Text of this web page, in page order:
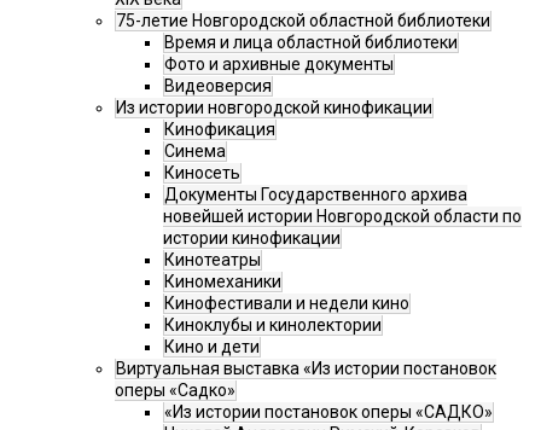
75-летие Новгородской областной библиотеки
Время и лица областной библиотеки
Фото и архивные документы
Видеоверсия
Из истории новгородской кинофикации
Кинофикация
Синема
Киносеть
Документы Государственного архива
новейшей истории Новгородской области по
истории кинофикации
Кинотеатры
Киномеханики
Кинофестивали и недели кино
Киноклубы и кинолектории
Кино и дети
Виртуальная выставка «Из истории постановок
оперы «Садко»
«Из истории постановок оперы «САДКО»